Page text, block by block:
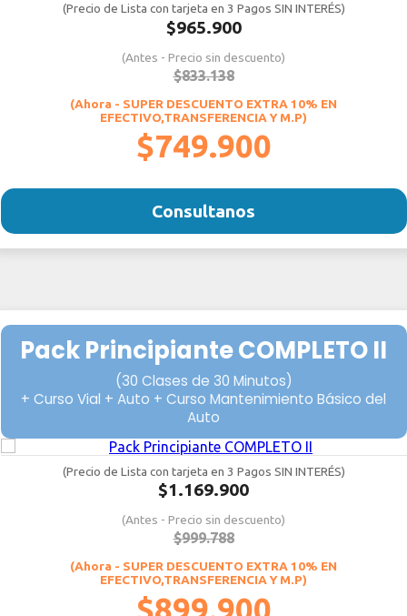
(Precio de Lista con tarjeta en 3 Pagos SIN INTERÉS)
$965.900
(Antes - Precio sin descuento)
$833.138
(Ahora - SUPER DESCUENTO EXTRA 10% EN
EFECTIVO,TRANSFERENCIA Y M.P)
$749.900
Consultanos
Pack Principiante COMPLETO II
(30 Clases de 30 Minutos)
+ Curso Vial + Auto + Curso Mantenimiento Básico del
Auto
(Precio de Lista con tarjeta en 3 Pagos SIN INTERÉS)
$1.169.900
(Antes - Precio sin descuento)
$999.788
(Ahora - SUPER DESCUENTO EXTRA 10% EN
EFECTIVO,TRANSFERENCIA Y M.P)
$899.900